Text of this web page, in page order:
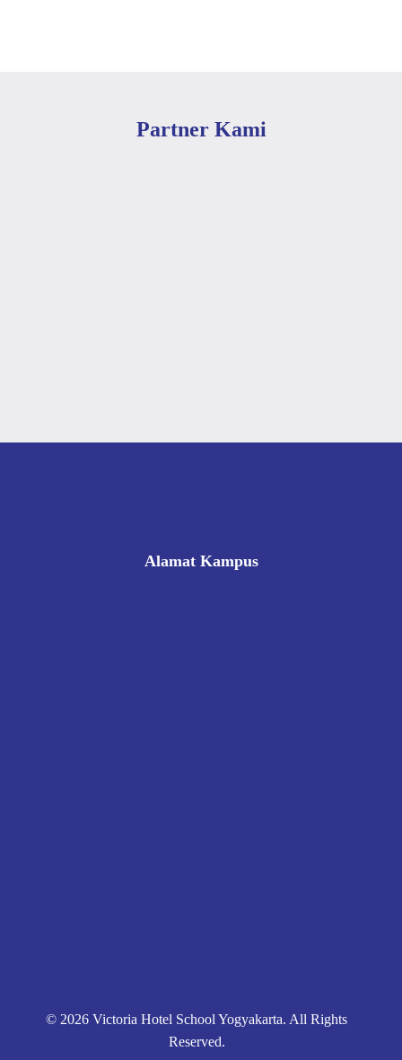
Partner Kami
Alamat Kampus
© 2026 Victoria Hotel School Yogyakarta. All Rights
Reserved.